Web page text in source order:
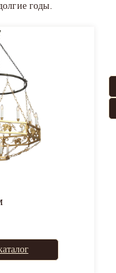
годы.